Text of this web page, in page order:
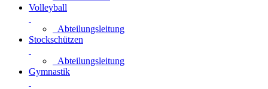
Volleyball
Abteilungsleitung
Stockschützen
Abteilungsleitung
Gymnastik